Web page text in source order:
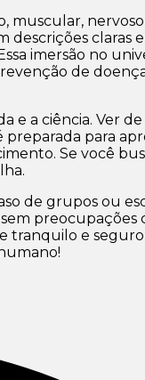
muscular,
claras
imersão no
de
a ciência. Ver
para
Se você
de grupos ou
preocupações
tranquilo e